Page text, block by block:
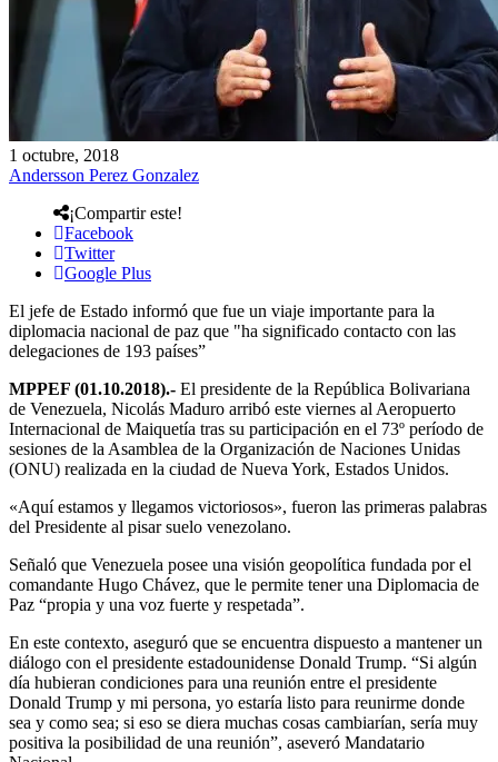
1 octubre, 2018
Andersson Perez Gonzalez
¡Compartir este!
Facebook
Twitter
Google Plus
El jefe de Estado informó que fue un viaje importante para la
diplomacia nacional de paz que "ha significado contacto con las
delegaciones de 193 países”
MPPEF (01.10.2018).- El presidente de la República Bolivariana
de Venezuela, Nicolás Maduro arribó este viernes al Aeropuerto
Internacional de Maiquetía tras su participación en el 73º período de
sesiones de la Asamblea de la Organización de Naciones Unidas
(ONU) realizada en la ciudad de Nueva York, Estados Unidos.
«Aquí estamos y llegamos victoriosos», fueron las primeras palabras
del Presidente al pisar suelo venezolano.
Señaló que Venezuela posee una visión geopolítica fundada por el
comandante Hugo Chávez, que le permite tener una Diplomacia de
Paz “propia y una voz fuerte y respetada”.
En este contexto, aseguró que se encuentra dispuesto a mantener un
diálogo con el presidente estadounidense Donald Trump. “Si algún
día hubieran condiciones para una reunión entre el presidente
Donald Trump y mi persona, yo estaría listo para reunirme donde
sea y como sea; si eso se diera muchas cosas cambiarían, sería muy
positiva la posibilidad de una reunión”, aseveró Mandatario